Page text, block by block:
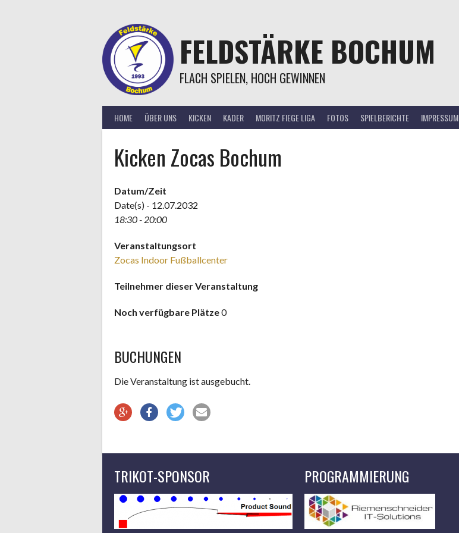
FELDSTÄRKE BOCHUM
FLACH SPIELEN, HOCH GEWINNEN
HOME ÜBER UNS KICKEN KADER MORITZ FIEGE LIGA FOTOS SPIELBERICHTE IMPRESSUM
Kicken Zocas Bochum
Datum/Zeit
Date(s) - 12.07.2032
18:30 - 20:00
Veranstaltungsort
Zocas Indoor Fußballcenter
Teilnehmer dieser Veranstaltung
Noch verfügbare Plätze0
BUCHUNGEN
Die Veranstaltung ist ausgebucht.
TRIKOT-SPONSOR PROGRAMMIERUNG